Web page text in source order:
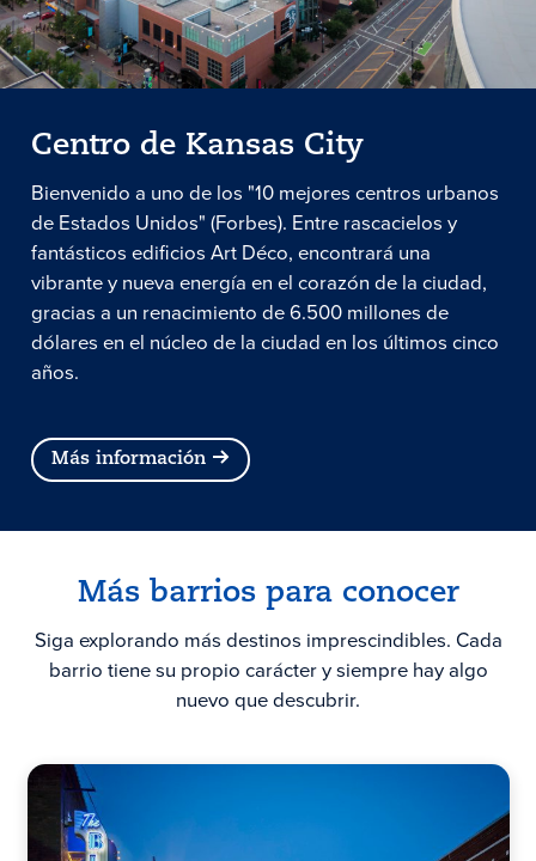
Centro de Kansas City
Bienvenido a uno de los "10 mejores centros urbanos
de Estados Unidos" (Forbes). Entre rascacielos y
fantásticos edificios Art Déco, encontrará una
vibrante y nueva energía en el corazón de la ciudad,
gracias a un renacimiento de 6.500 millones de
dólares en el núcleo de la ciudad en los últimos cinco
años.
Más información
Más barrios para conocer
Siga explorando más destinos imprescindibles. Cada
barrio tiene su propio carácter y siempre hay algo
nuevo que descubrir.